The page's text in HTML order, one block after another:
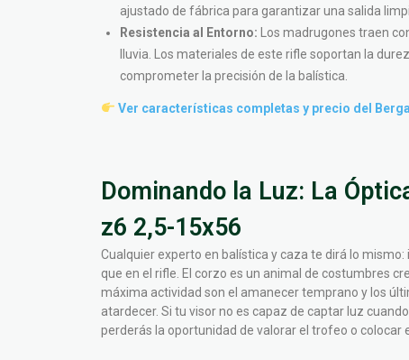
ajustado de fábrica para garantizar una salida
Resistencia al Entorno: Los madrugones traen
lluvia. Los materiales de este rifle soportan la
comprometer la precisión de la balística.
Ver características completas y precio del
Dominando la Luz: La
z6 2,5-15x56
Cualquier experto en balística y caza te dirá lo
que en el rifle. El corzo es un animal de costumbres
máxima actividad son el amanecer temprano y los
atardecer. Si tu visor no es capaz de captar luz
perderás la oportunidad de valorar el trofeo o colocar